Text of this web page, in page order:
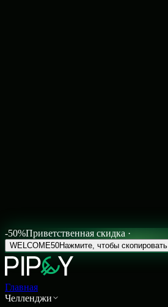
-50%Приветственная скидка ·
WELCOME50Нажмите, чтобы скопировать
Главная
Челленджи